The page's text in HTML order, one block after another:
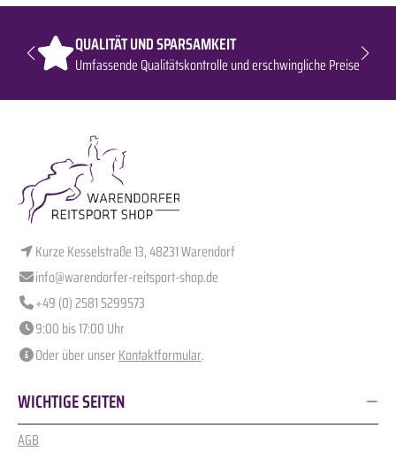
QUALITÄT UND SPARSAMKEIT
Umfassende Qualitätskontrolle und erschwingliche Preise
Kurze Kesselstraße 13, 48231 Warendorf
info@warendorfer-reitsport-shop.de
+49 (0) 2581 5299573
9:00 bis 17:00 Uhr
Oder über unserKontaktformular.
WICHTIGE SEITEN
AGB